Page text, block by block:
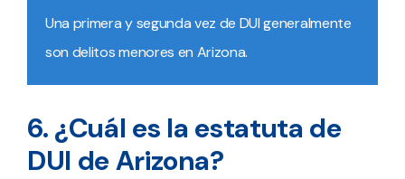
Una primera y segunda vez de DUI generalmente
son delitos menores en Arizona.
6. ¿Cuál es la estatuta de
DUI de Arizona?